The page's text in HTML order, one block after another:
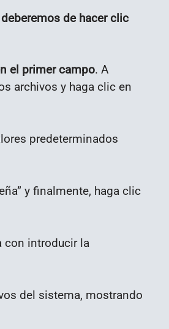
de hacer clic
el primer campo. A
archivos y haga clic en
predeterminados
y finalmente, haga clic
con introducir la
del sistema, mostrando